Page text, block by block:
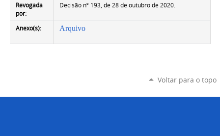
Revogada
por:
Decisão nº 193, de 28 de outubro de 2020.
Anexo(s): Arquivo
Voltar para o topo